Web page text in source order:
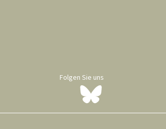
Folgen Sie uns